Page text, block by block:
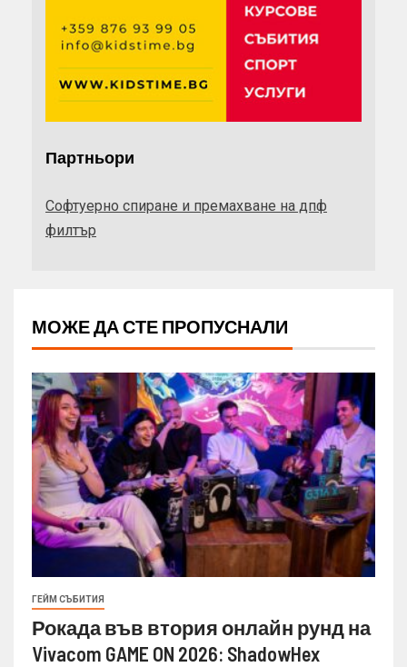
Партньори
Софтуерно спиране и премахване на дпф
филтър
МОЖЕ ДА СТЕ ПРОПУСНАЛИ
ГЕЙМ СЪБИТИЯ
Рокада във втория онлайн рунд на
Vivacom GAME ON 2026: ShadowHex